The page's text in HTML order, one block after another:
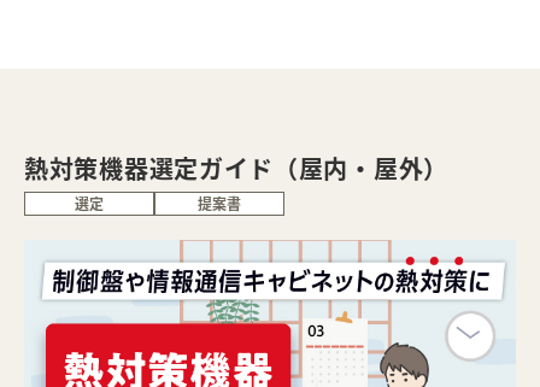
熱対策機器選定ガイド（屋内・屋外）
選定 提案書